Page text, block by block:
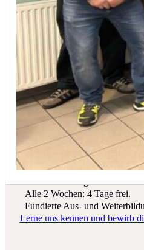
In der Regel empfehlen wir eine
Du suchst einen zukunftssicheren
erwarten dich spannende Projekte,
Entwicklungsmöglichkeiten.
Wir bieten dir:
Ein sicherer Arbeitsplatz in
Alle 2 Wochen: 4 Tage frei.
Fundierte Aus- und
Lerne uns kennen und bewirb